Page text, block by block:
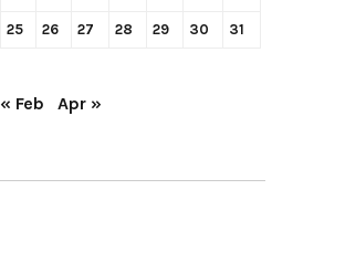
25 26 27 28 29 30 31
« Feb Apr »